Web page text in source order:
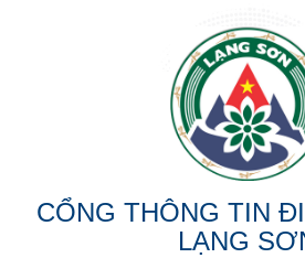
CỔNG THÔNG TIN
LẠNG